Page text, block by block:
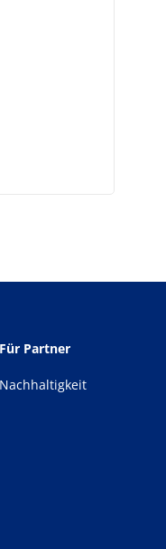
Für Partner
Nachhaltigkeit